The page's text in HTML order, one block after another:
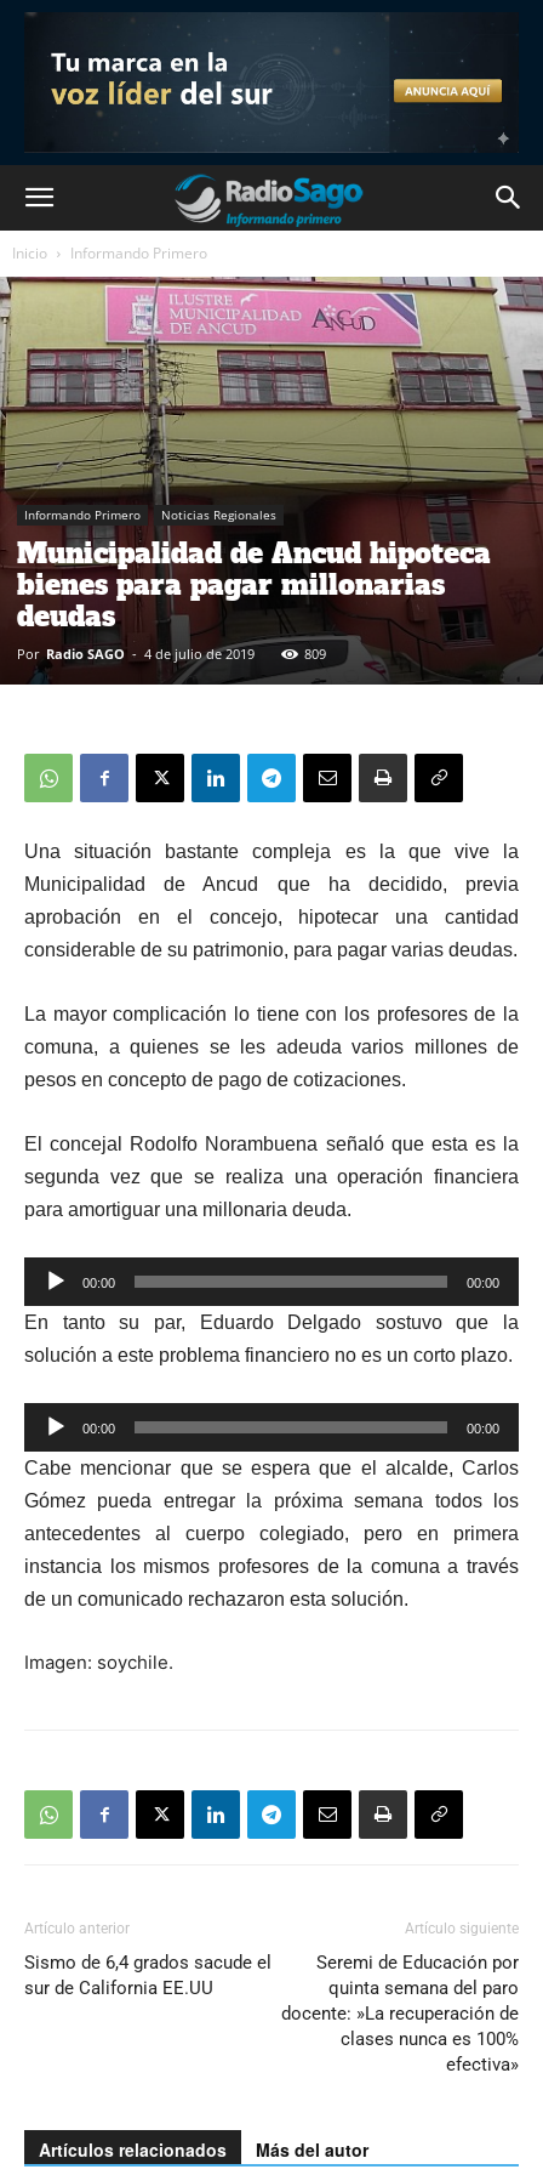
Inicio Informando Primero
Informando Primero Noticias Regionales
Municipalidad de Ancud hipoteca
bienes para pagar millonarias
deudas
Por Radio SAGO - 4 de julio de 2019 809
Una situación bastante compleja es la que vive la
Municipalidad de Ancud que ha decidido, previa
aprobación en el concejo, hipotecar una cantidad
considerable de su patrimonio, para pagar varias deudas.
La mayor complicación lo tiene con los profesores de la
comuna, a quienes se les adeuda varios millones de
pesos en concepto de pago de cotizaciones.
El concejal Rodolfo Norambuena señaló que esta es la
segunda vez que se realiza una operación financiera
para amortiguar una millonaria deuda.
Reproductor
de
audio
00:00 00:00
En tanto su par, Eduardo Delgado sostuvo que la
solución a este problema financiero no es un corto plazo.
Reproductor
de
audio
00:00 00:00
Cabe mencionar que se espera que el alcalde, Carlos
Gómez pueda entregar la próxima semana todos los
antecedentes al cuerpo colegiado, pero en primera
instancia los mismos profesores de la comuna a través
de un comunicado rechazaron esta solución.
Imagen: soychile.
Artículo anterior
Sismo de 6,4 grados sacude el
sur de California EE.UU
Artículo siguiente
Seremi de Educación por
quinta semana del paro
docente: »La recuperación de
clases nunca es 100%
efectiva»
Artículos relacionados Más del autor